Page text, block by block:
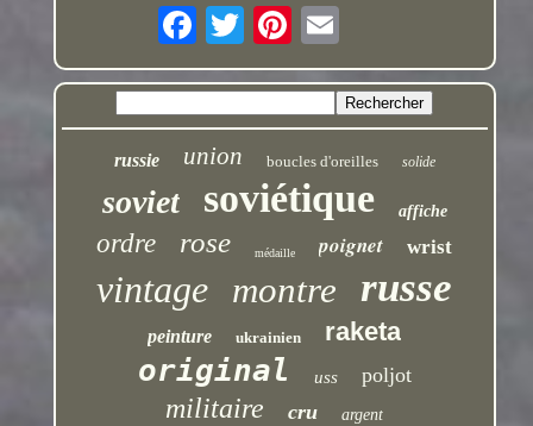
russie union boucles d'oreilles solide
soviet soviétique affiche
ordre rose médaille poignet wrist
vintage montre russe
peinture ukrainien raketa
original uss poljot
militaire cru argent